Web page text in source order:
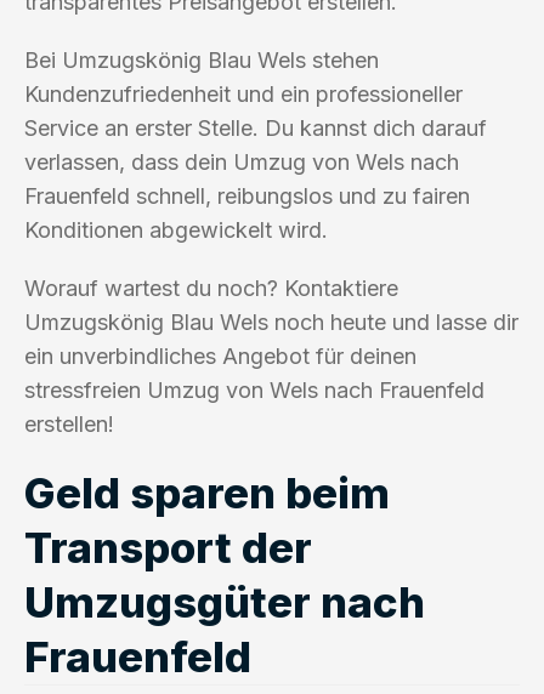
Bei Umzugskönig Blau Wels stehen
Kundenzufriedenheit und ein professioneller
Service an erster Stelle. Du kannst dich darauf
verlassen, dass dein Umzug von Wels nach
Frauenfeld schnell, reibungslos und zu fairen
Konditionen abgewickelt wird.
Worauf wartest du noch? Kontaktiere
Umzugskönig Blau Wels noch heute und lasse dir
ein unverbindliches Angebot für deinen
stressfreien Umzug von Wels nach Frauenfeld
erstellen!
Geld sparen beim
Transport der
Umzugsgüter nach
Frauenfeld